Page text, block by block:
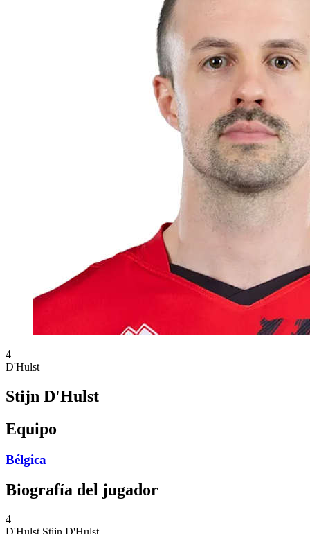
4
D'Hulst
Stijn D'Hulst
Equipo
Bélgica
Biografía del jugador
4